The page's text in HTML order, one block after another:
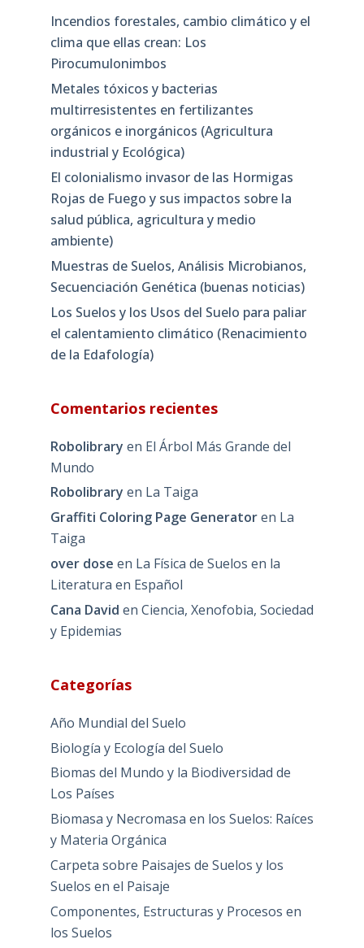
Incendios forestales, cambio climático y el
clima que ellas crean: Los
Pirocumulonimbos
Metales tóxicos y bacterias
multirresistentes en fertilizantes
orgánicos e inorgánicos (Agricultura
industrial y Ecológica)
El colonialismo invasor de las Hormigas
Rojas de Fuego y sus impactos sobre la
salud pública, agricultura y medio
ambiente)
Muestras de Suelos, Análisis Microbianos,
Secuenciación Genética (buenas noticias)
Los Suelos y los Usos del Suelo para paliar
el calentamiento climático (Renacimiento
de la Edafología)
Comentarios recientes
Robolibrary en El Árbol Más Grande del
Mundo
Robolibrary en La Taiga
Graffiti Coloring Page Generatoren La
Taiga
over dose en La Física de Suelos en la
Literatura en Español
Cana David en Ciencia, Xenofobia, Sociedad
y Epidemias
Categorías
Año Mundial del Suelo
Biología y Ecología del Suelo
Biomas del Mundo y la Biodiversidad de
Los Países
Biomasa y Necromasa en los Suelos: Raíces
y Materia Orgánica
Carpeta sobre Paisajes de Suelos y los
Suelos en el Paisaje
Componentes, Estructuras y Procesos en
los Suelos